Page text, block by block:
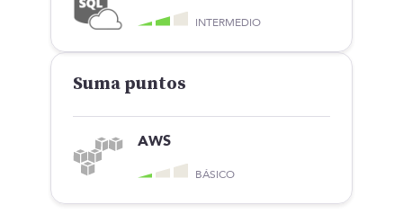
INTERMEDIO
Suma puntos
AWS
BÁSICO